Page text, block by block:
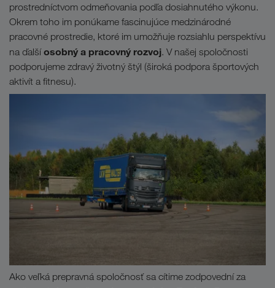
prostredníctvom odmeňovania podľa dosiahnutého výkonu.
Okrem toho im ponúkame fascinujúce medzinárodné
pracovné prostredie, ktoré im umožňuje rozsiahlu perspektívu
na ďalšíosobný a pracovný rozvoj. V našej spoločnosti
podporujeme zdravý životný štýl (široká podpora športových
aktivít a fitnesu).
Ako veľká prepravná spoločnosť sa cítime zodpovední za